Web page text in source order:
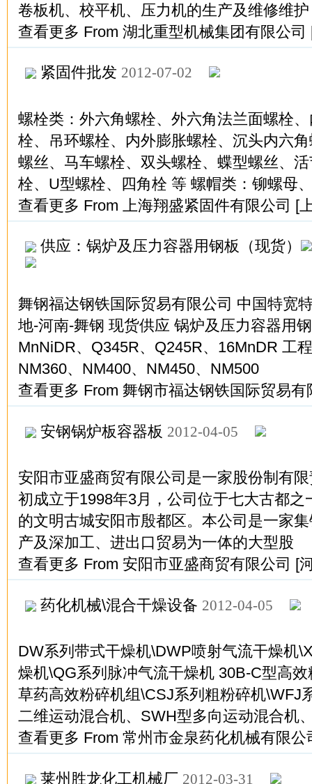
卷板机、校平机、压力机的生产及维修维护
查看更多 From 湖北重型机械集团有限公司
紧固件批发 2012-07-02
螺栓类：外六角螺栓、外六角法兰面螺栓
栓、吊环螺栓、内外膨胀螺栓、沉头内六
螺丝、马车螺栓、双头螺栓、蝶型螺丝、
栓、U型螺栓、四角栓 等 螺帽类：铆螺母
查看更多 From 上海翔盛紧固件有限公司 [
供应：锅炉及压力容器用钢板（现货）
舞钢福达钢铁国际贸易有限公司 中国特宽
地-河南-舞钢 现货供应 锅炉及压力容器用
MnNiDR、Q345R、Q245R、16MnDR 工
NM360、NM400、NM450、NM500
查看更多 From 舞钢市福达钢铁国际贸易有
安钢锅炉板容器板 2012-04-05
安阳市亚盛商贸有限公司是一家股份制有
初成立于1998年3月，公司位于七大古都之
的文明古城安阳市殷都区。本公司是一家
产及深加工、进出口贸易为一体的大型股
查看更多 From 安阳市亚盛商贸有限公司 [
药化机械\混合干燥设备 2012-04-05
DW系列带式干燥机\DWP喷射气流干燥机
燥机\QG系列脉冲气流干燥机 30B-C型高
草药高效粉碎机组\CSJ系列粗粉碎机\WFJ
二维运动混合机、SWH型多向运动混合机
查看更多 From 常州市金泉药化机械有限公
莱州胜龙化工机械厂 2012-03-31